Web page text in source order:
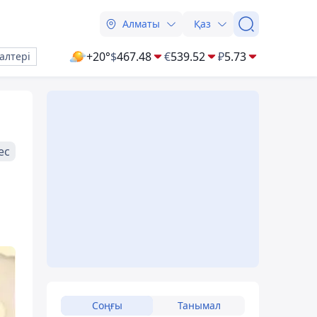
Алматы Қаз
+20°$467.48 €539.52 ₽5.73
Соңғы Танымал